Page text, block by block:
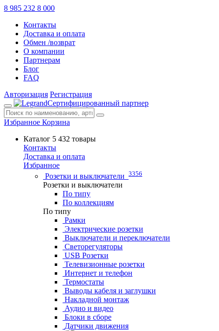
8 985 232 8 000
Контакты
Доставка и оплата
Обмен /возврат
О компании
Партнерам
Блог
FAQ
Авторизация Регистрация
Сертифицированный партнер
Избранное Корзина
Каталог 5 432 товары
Контакты
Доставка и оплата
Избранное
Розетки и выключатели 3356
Розетки и выключатели
По типу
По коллекциям
По типу
Рамки
Электрические розетки
Выключатели и переключатели
Светорегуляторы
USB Розетки
Телевизионные розетки
Интернет и телефон
Термостаты
Выводы кабеля и заглушки
Накладной монтаж
Аудио и видео
Блоки в сборе
Датчики движения